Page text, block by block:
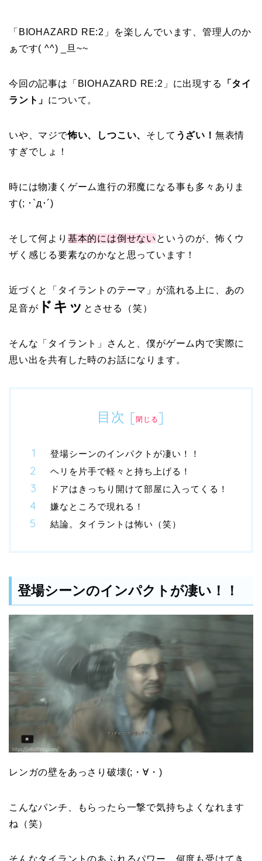
「BIOHAZARD RE:2」を楽しんでいます、管理人のか
ぁです( ^^) _旦~~
今回の記事は「BIOHAZARD RE:2」に出現する
「タイ
ラント」 について。
いや、マジで怖い、しつこい、 そして うざい！ 無表情
すぎでしょ！
時には物凄くゲーム進行の邪魔になる事も多々ありま
す(; ･`д･´)
そして何より 基本的には倒せない というのが、怖くウ
ザく感じる要素なのかなと思っています！
近づくと「タイラントのテーマ」が流れる上に、あの
足音が
ドキッ とさせる（笑）
そんな「タイラント」さんと、僕がゲーム内で実際に
思い出を共有した時のお話になります。
目次 [閉じる]
登場シーンのインパクトが凄い！！
ヘリを片手で軽々と持ち上げる！
ドアはきっちり開けて部屋に入ってくる！
嫌なところで現れる！
結論。タイラントは怖い（笑）
登場シーンのインパクトが凄い！！
レンガの壁をあっさり破壊(;・∀・)
こんなパンチ、もらったら一撃で気持ちよくなれます
ね（笑）